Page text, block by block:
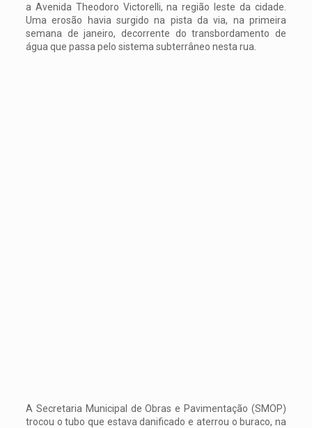
a Avenida Theodoro Victorelli, na região leste da cidade.
Uma erosão havia surgido na pista da via, na primeira
semana de janeiro, decorrente do transbordamento de
água que passa pelo sistema subterrâneo nesta rua.
A Secretaria Municipal de Obras e Pavimentação (SMOP)
trocou o tubo que estava danificado e aterrou o buraco, na